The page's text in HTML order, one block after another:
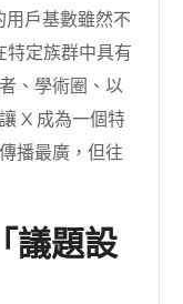
戶基數雖然不
特定族群中具有
、學術圈、以
X 成為一個特
播最廣，但往
議題設